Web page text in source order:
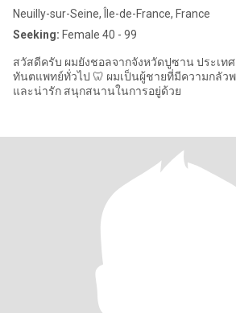
Neuilly-sur-Seine, Île-de-France, France
Seeking: Female 40 - 99
สวัสดีครับ ผมยังชอลจากจังหวัดปูซาน ประเทศ
ทันตแพทย์ทั่วไป 🦷 ผมเป็นผู้ชายที่มีความกลัวพ
และน่ารัก สนุกสนานในการอยู่ด้วย